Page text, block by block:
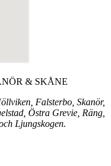
& SKÅNE
Falsterbo, Skanör,
Östra Grevie, Räng,
Ljungskogen.